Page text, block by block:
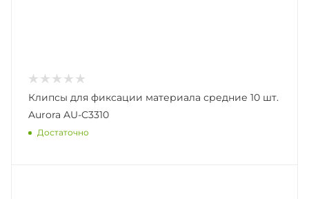
Клипсы для фиксации материала средние 10 шт.
Aurora AU-C3310
Достаточно